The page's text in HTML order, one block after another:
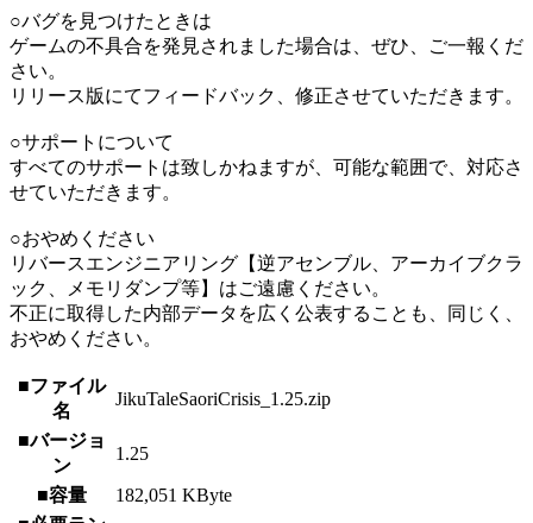
○バグを見つけたときは
ゲームの不具合を発見されました場合は、ぜひ、ご一報くだ
さい。
リリース版にてフィードバック、修正させていただきます。
○サポートについて
すべてのサポートは致しかねますが、可能な範囲で、対応さ
せていただきます。
○おやめください
リバースエンジニアリング【逆アセンブル、アーカイブクラ
ック、メモリダンプ等】はご遠慮ください。
不正に取得した内部データを広く公表することも、同じく、
おやめください。
■ファイル
名
JikuTaleSaoriCrisis_1.25.zip
■バージョ
ン
1.25
■容量
182,051 KByte